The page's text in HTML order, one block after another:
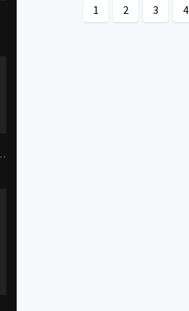
1 2 3 4